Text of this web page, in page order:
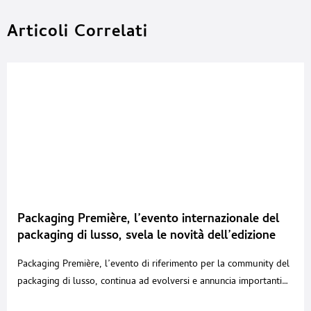
Articoli Correlati
Packaging Première, l’evento internazionale del
packaging di lusso, svela le novità dell’edizione
Packaging Première, l’evento di riferimento per la community del
packaging di lusso, continua ad evolversi e annuncia importanti